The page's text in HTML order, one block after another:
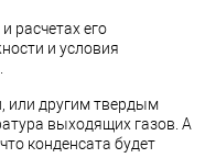
расчетах его
и условия
или другим твердым
выходящих газов. А
конденсата будет